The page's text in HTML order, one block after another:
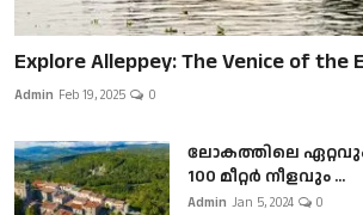
Explore Alleppey: The Venice of the
Admin Feb 19, 2025 0
ലോകത്തിലെ ഏറ്റവും
100 മീറ്റർ നീളവും ...
Admin Jan 5, 2024 0